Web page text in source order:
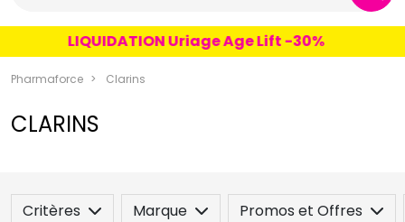
un produit
une marque
LIQUIDATION Uriage Age Lift -30%
Pharmaforce Clarins
CLARINS
Critères Marque Promos et Offres